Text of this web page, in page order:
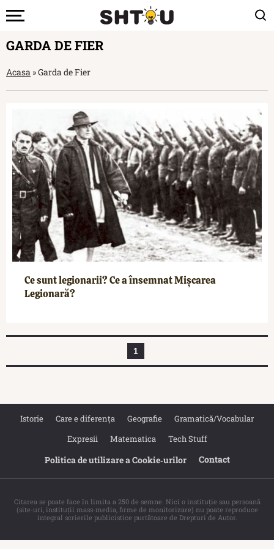
GARDA DE FIER
Acasa »Garda de Fier
Ce sunt legionarii? Ce a însemnat Mișcarea
Legionară?
1
Istorie Care e diferența Geografie
Gramatică/Vocabular
Expresii
Matematica Tech Stuff
Politica de utilizare a Cookie‐urilor Contact
Citarea se poate face în limita a 250 de semne. Nici o instituţie sau persoană
(site-uri, instituţii mass-media, firme de monitorizare) nu poate reproduce
integral scrierile publicistice purtătoare de Drepturi de Autor.